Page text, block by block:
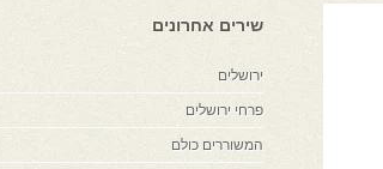
שירים אחרונים
ירושלים
פרחי ירושלים
המשוררים כולם